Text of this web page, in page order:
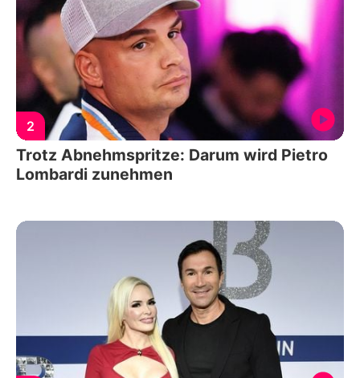
2
Trotz Abnehmspritze: Darum wird Pietro
Lombardi zunehmen